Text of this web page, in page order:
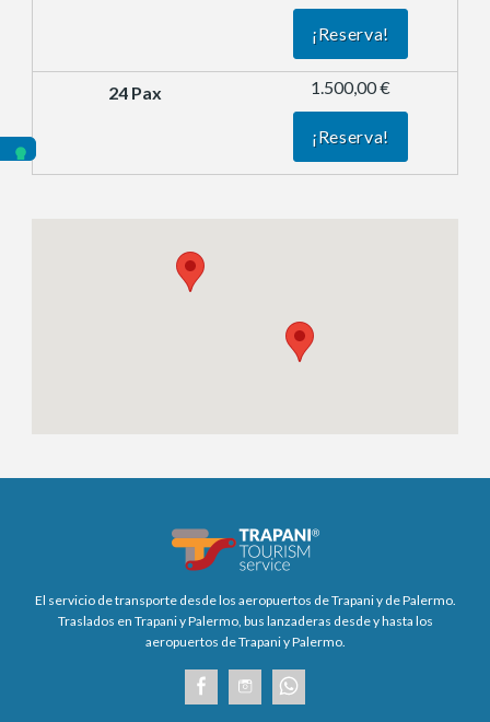
¡Reserva!
1.500,00 €
¡Reserva!
El servicio de transporte desde los aeropuertos de Trapani y de Palermo.
Traslados en Trapani y Palermo, bus lanzaderas desde y hasta los
aeropuertos de Trapani y Palermo.